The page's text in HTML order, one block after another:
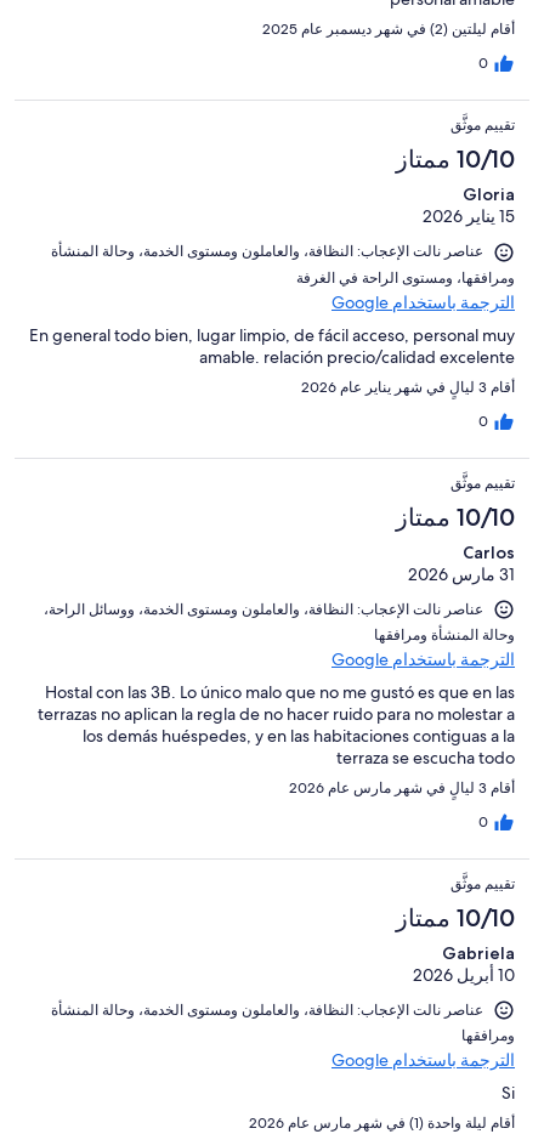
أقام ليلتين (2) في شهر ديسمبر عام 2025
0
تقييم موثَّق
10/10 ممتاز
Gloria
15 يناير 2026
عناصر نالت الإعجاب: ⁦النظافة⁩، و⁦العاملون ومستوى الخدمة⁩، و⁦حالة المنشأة
ومرافقها⁩، و⁦مستوى الراحة في الغرفة⁩
الترجمة باستخدام Google
En general todo bien, lugar limpio, de fácil acceso, personal muy
amable. relación precio/calidad excelente
أقام 3 ليالٍ في شهر يناير عام 2026
0
تقييم موثَّق
10/10 ممتاز
Carlos
31 مارس 2026
عناصر نالت الإعجاب: ⁦النظافة⁩، و⁦العاملون ومستوى الخدمة⁩، و⁦وسائل الراحة⁩،
و⁦حالة المنشأة ومرافقها⁩
الترجمة باستخدام Google
Hostal con las 3B. Lo único malo que no me gustó es que en las
terrazas no aplican la regla de no hacer ruido para no molestar a
los demás huéspedes, y en las habitaciones contiguas a la
terraza se escucha todo
أقام 3 ليالٍ في شهر مارس عام 2026
0
تقييم موثَّق
10/10 ممتاز
Gabriela
10 أبريل 2026
عناصر نالت الإعجاب: ⁦النظافة⁩، و⁦العاملون ومستوى الخدمة⁩، و⁦حالة المنشأة
ومرافقها⁩
الترجمة باستخدام Google
Si
أقام ليلة واحدة (1) في شهر مارس عام 2026